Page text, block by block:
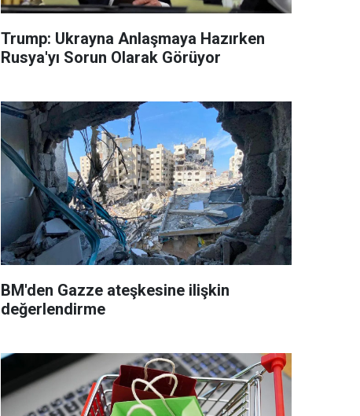
Trump: Ukrayna Anlaşmaya Hazırken
Rusya'yı Sorun Olarak Görüyor
BM'den Gazze ateşkesine ilişkin
değerlendirme